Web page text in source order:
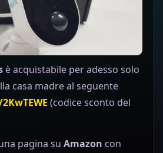
è acquistabile per adesso solo
casa madre al seguente
(codice sconto del
pagina su Amazon con